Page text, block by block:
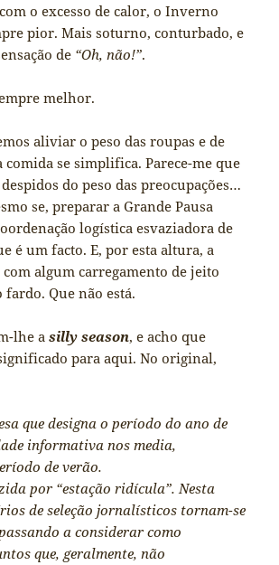
o excesso de calor, o Inverno
pior. Mais soturno, conturbado, e
de “Oh, não!”.
melhor.
aliviar o peso das roupas e de
comida se simplifica. Parece-me que
do peso das preocupações…
se, preparar a Grande Pausa
logística esvaziadora de
é um facto. E, por esta altura, a
com algum carregamento de jeito
fardo. Que não está.
lhe asilly season, e acho que
para aqui. No original,
que designa o período do ano de
informativa nos media,
de verão.
por “estação ridícula”. Nesta
de seleção jornalísticos tornam-se
a considerar como
que, geralmente, não